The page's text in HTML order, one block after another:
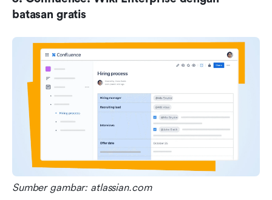
batasan gratis
Sumber gambar: atlassian.com